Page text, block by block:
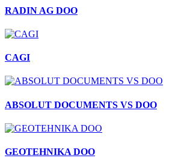
RADIN AG DOO
CAGI
ABSOLUT DOCUMENTS VS DOO
GEOTEHNIKA DOO